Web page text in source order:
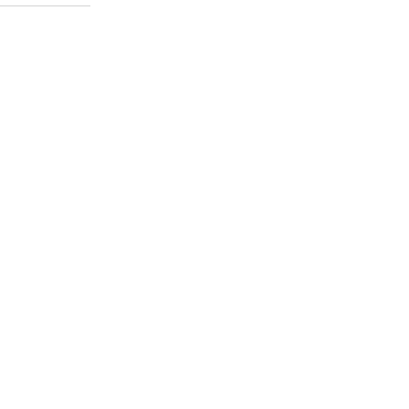
DE NEWCOM EN EL POLIDEPORTIVO
INSPIRALAB: IDEAS, DESAFÍOS Y MUCHO TRABAJO EN